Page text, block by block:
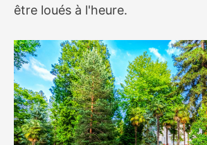
être loués à l'heure.